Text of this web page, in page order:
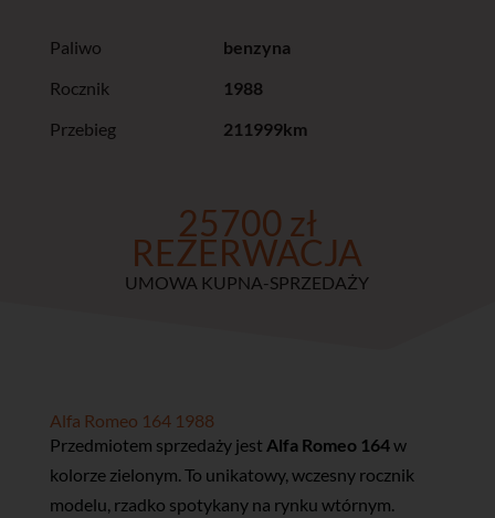
Paliwo
benzyna
Rocznik
1988
Przebieg
211999km
25700 zł
REZERWACJA
UMOWA KUPNA-SPRZEDAŻY
Alfa Romeo 164 1988
Przedmiotem sprzedaży jest Alfa Romeo 164w
kolorze zielonym. To unikatowy, wczesny rocznik
modelu, rzadko spotykany na rynku wtórnym.